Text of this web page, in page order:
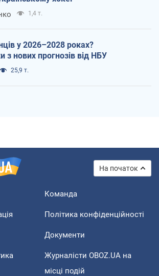
1,4 т.
у 2026–2028 роках?
з нових прогнозів від НБУ
25,9 т.
На початок
Команда
Політика конфіденційності
Документи
Журналісти OBOZ.UA на
місці подій